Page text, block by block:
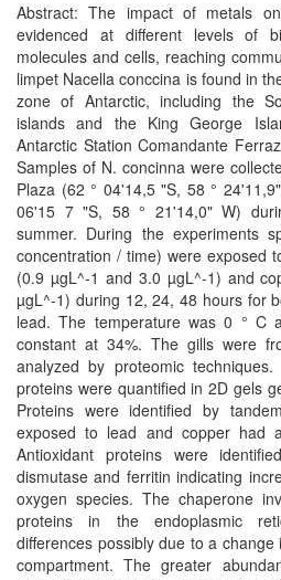
Abstract: The impact of metals
evidenced at different levels of
molecules and cells, reaching
limpet Nacella conccina is found in
zone of Antarctic, including the
islands and the King George
Antarctic Station Comandante
Samples of N. concinna were
Plaza (62 ° 04'14,5 "S, 58 °
06'15 7 "S, 58 ° 21'14,0" W)
summer. During the experiments
concentration / time) were exposed
(0.9 µgL^-1 and 3.0 µgL^-1) and
µgL^-1) during 12, 24, 48 hours for
lead. The temperature was 0 ° C
constant at 34%. The gills were
analyzed by proteomic
proteins were quantified in 2D gels
Proteins were identified by
exposed to lead and copper had
Antioxidant proteins were
dismutase and ferritin indicating
oxygen species. The chaperone
proteins in the endoplasmic
differences possibly due to a
compartment. The greater